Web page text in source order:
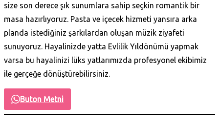
size son derece şık sunumlara sahip seçkin romantik bir
masa hazırlıyoruz. Pasta ve içecek hizmeti yansıra arka
planda istediğiniz şarkılardan oluşan müzik ziyafeti
sunuyoruz. Hayalinizde yatta Evlilik Yıldönümü yapmak
varsa bu hayalinizi lüks yatlarımızda profesyonel ekibimiz
ile gerçeğe dönüştürebilirsiniz.
Buton Metni